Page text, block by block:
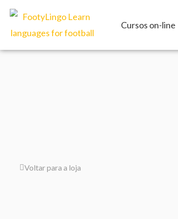
Skip
content
Cursos on-line
Voltar para a loja